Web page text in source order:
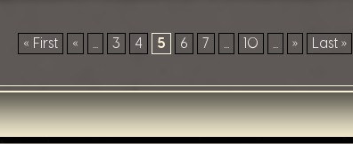
« First « 3 4 5 6 7 10 » Last »